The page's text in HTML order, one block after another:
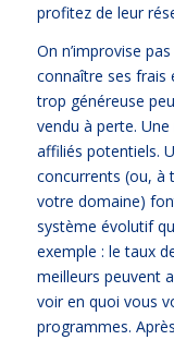
profitez de leur
On n’improvise
connaître ses frais
trop généreuse
vendu à perte.
affiliés potentiels.
concurrents (ou, à
votre domaine)
système évolutif
exemple : le taux
meilleurs peuvent
voir en quoi vous
programmes.